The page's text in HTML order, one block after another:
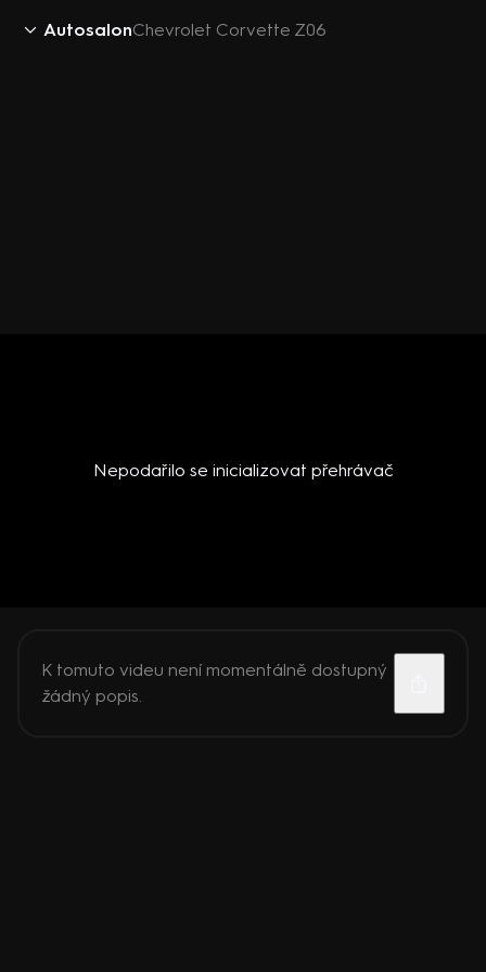
AutosalonChevrolet Corvette Z06
Nepodařilo se inicializovat přehrávač
K tomuto videu není momentálně dostupný
žádný popis.